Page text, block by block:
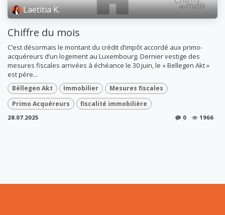
Laetitia K.
Chiffre du mois
C’est désormais le montant du crédit d’impôt accordé aux primo-
acquéreurs d’un logement au Luxembourg. Dernier vestige des
mesures fiscales arrivées à échéance le 30 juin, le « Bellegen Akt »
est pére...
Bëllegen Akt Immobilier
Mesures fiscales
Primo Acquéreurs
fiscalité immobilière
28.07.2025 0 1966